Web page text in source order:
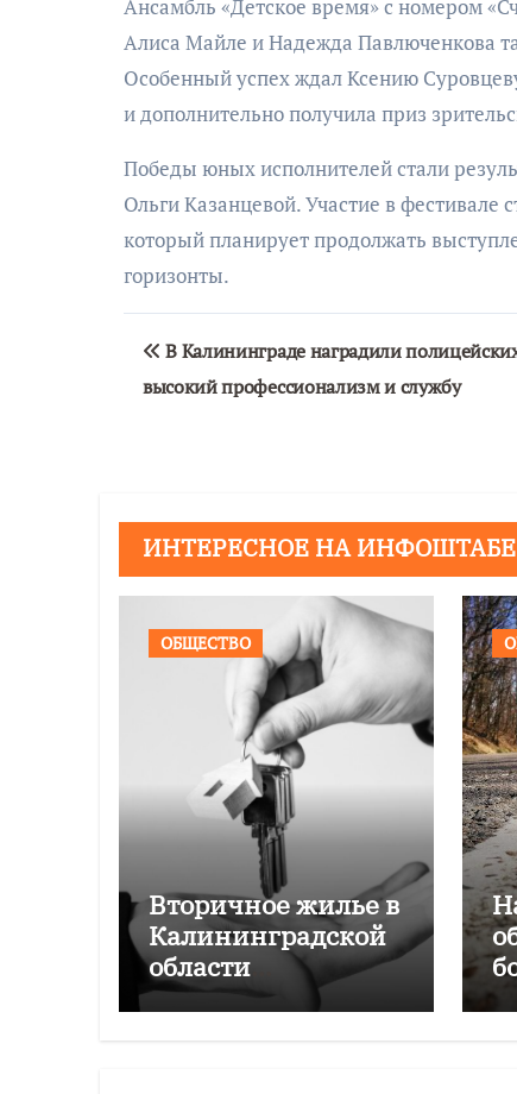
Ансамбль «Детское время» с номером
Алиса Майле и Надежда Павлюченкова
Особенный успех ждал Ксению
и дополнительно получила приз
Победы юных исполнителей стали
Ольги Казанцевой. Участие в фестивале
который планирует продолжать
горизонты.
Навигация
по
В Калининграде наградили
высокий профессионализм и службу
ИНТЕРЕСНОЕ НА ИНФОШТАБЕ
ОБЩЕСТВО
Вторичное жилье в
Калининградской
области
подорожало на